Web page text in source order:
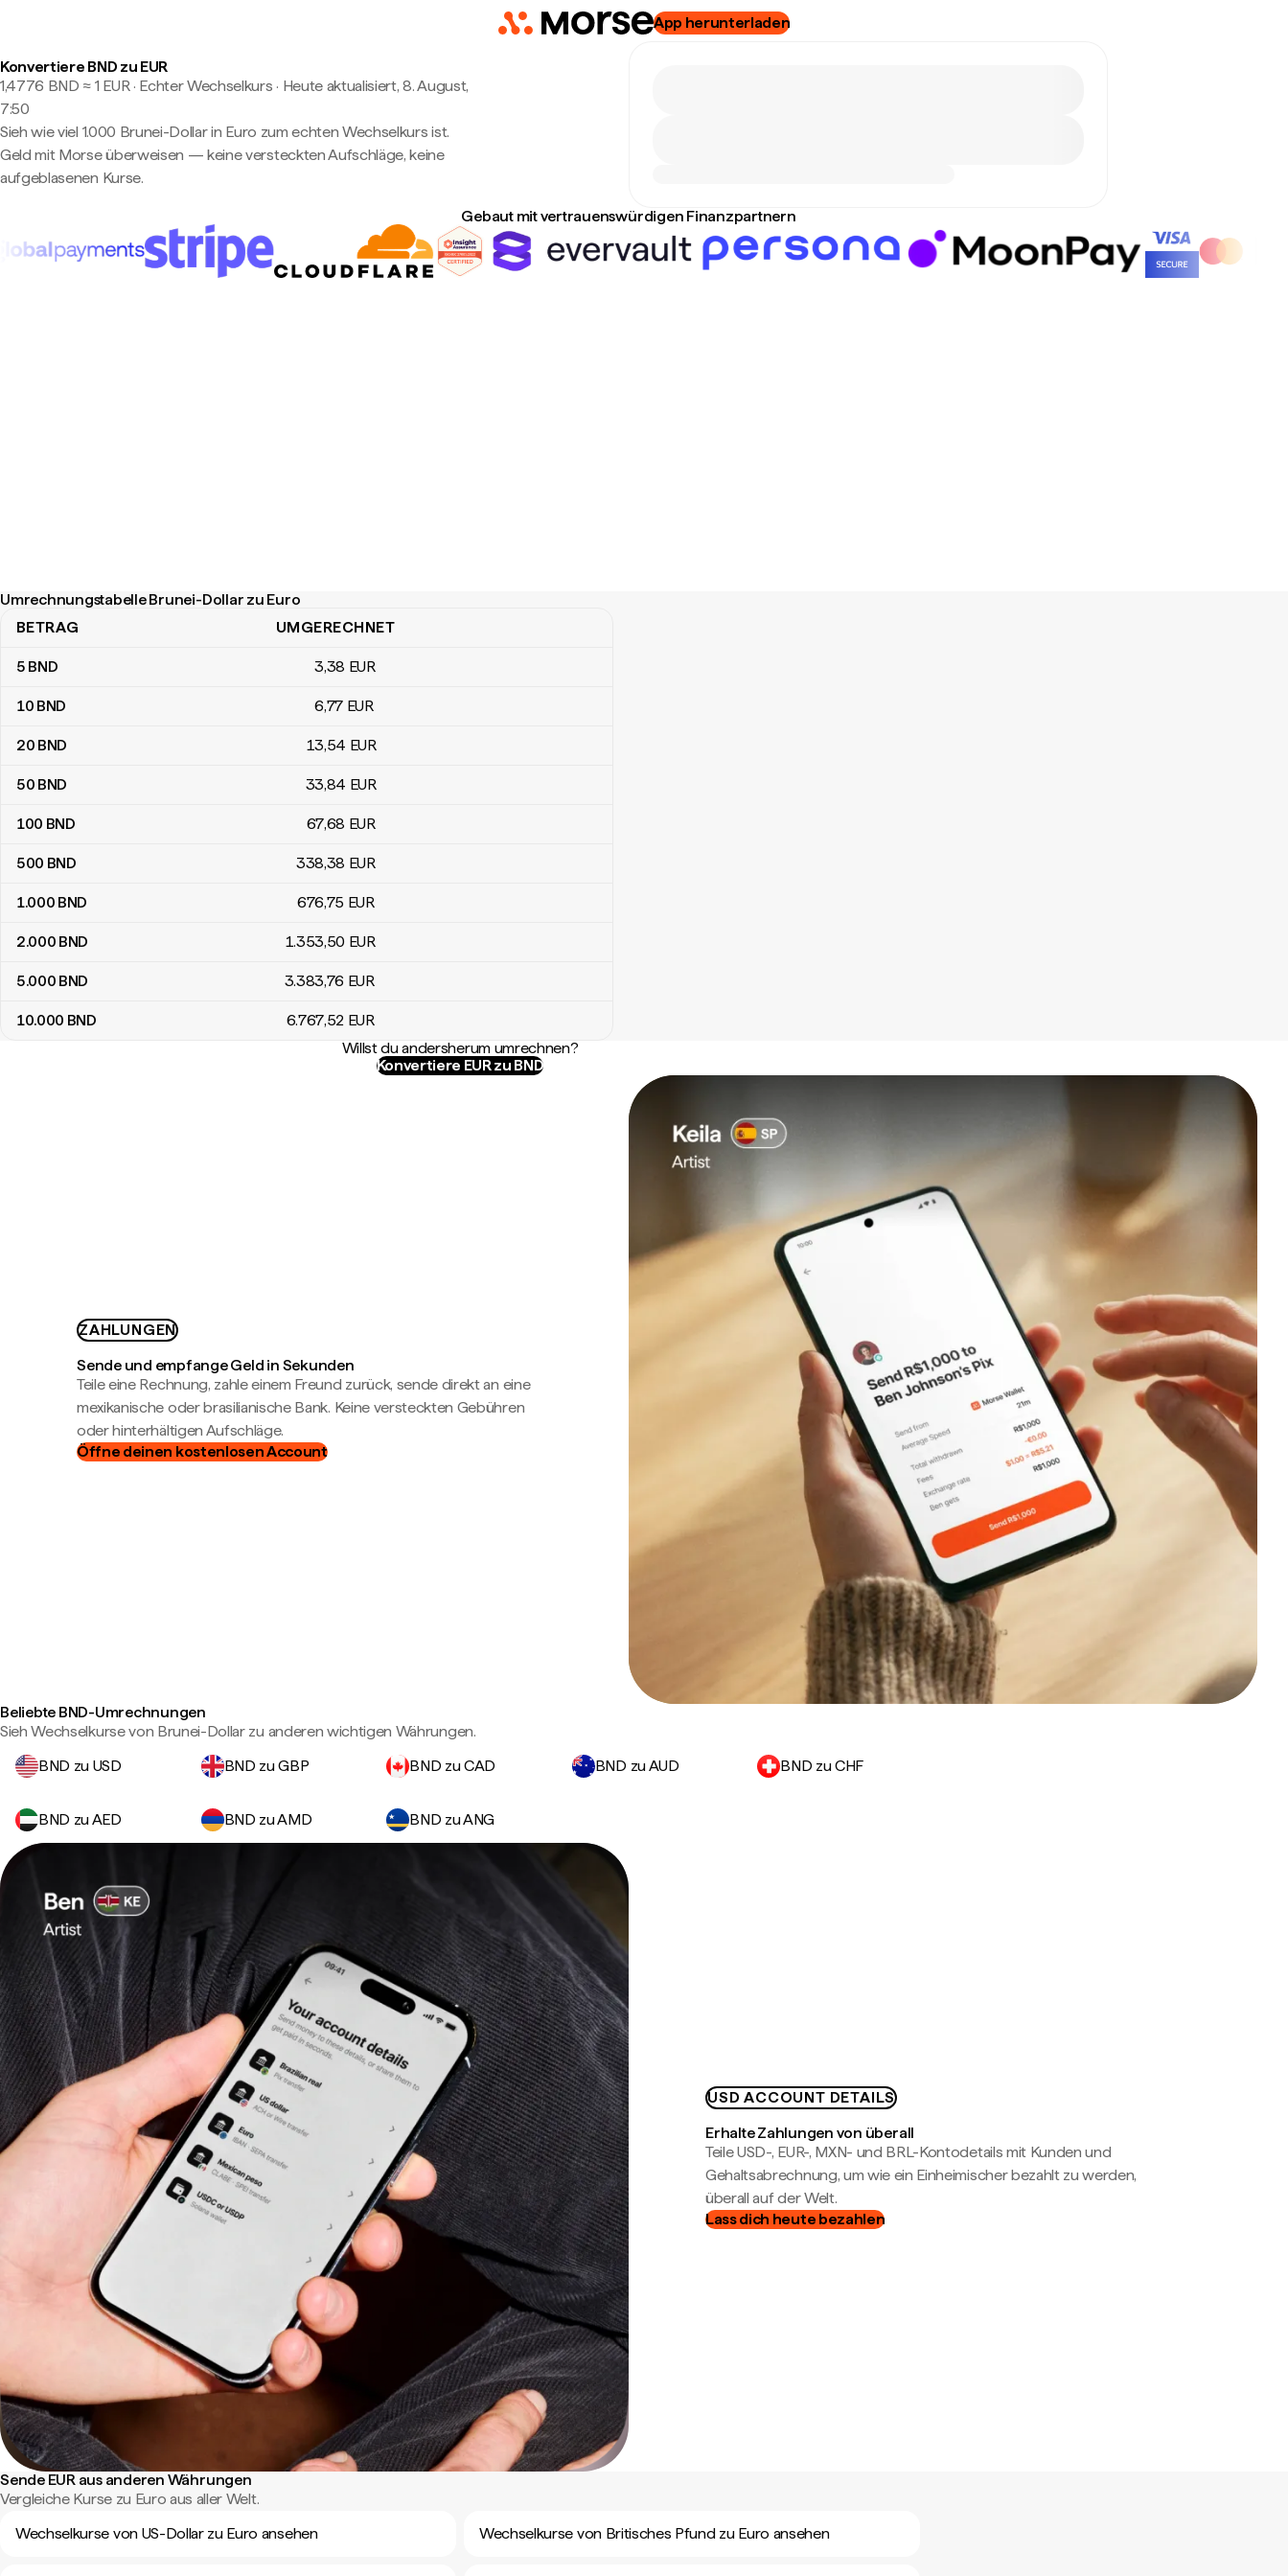
App herunterladen
Konvertiere BND zu EUR
1,4776 BND ≈ 1 EUR · Echter Wechselkurs · Heute aktualisiert, 8. August,
7:50
Sieh wie viel 1.000 Brunei-Dollar in Euro zum echten Wechselkurs ist.
Geld mit Morse überweisen — keine versteckten Aufschläge, keine
aufgeblasenen Kurse.
Gebaut mit vertrauenswürdigen Finanzpartnern
Umrechnungstabelle Brunei-Dollar zu Euro
Umrechnungstabelle Brunei-Dollar zu Euro
BETRAG UMGERECHNET
5 BND 3,38 EUR
10 BND 6,77 EUR
20 BND 13,54 EUR
50 BND 33,84 EUR
100 BND 67,68 EUR
500 BND 338,38 EUR
1.000 BND 676,75 EUR
2.000 BND 1.353,50 EUR
5.000 BND 3.383,76 EUR
10.000 BND 6.767,52 EUR
Willst du andersherum umrechnen?
Konvertiere EUR zu BND
ZAHLUNGEN
Sende und empfange Geld in Sekunden
Teile eine Rechnung, zahle einem Freund zurück, sende direkt an eine
mexikanische oder brasilianische Bank. Keine versteckten Gebühren
oder hinterhältigen Aufschläge.
Öffne deinen kostenlosen Account
Beliebte BND-Umrechnungen
Sieh Wechselkurse von Brunei-Dollar zu anderen wichtigen Währungen.
BND zu USD
BND zu GBP BND zu CAD BND zu AUD BND zu CHF
BND zu AED BND zu AMD BND zu ANG
USD ACCOUNT DETAILS
Erhalte Zahlungen von überall
Teile USD-, EUR-, MXN- und BRL-Kontodetails mit Kunden und
Gehaltsabrechnung, um wie ein Einheimischer bezahlt zu werden,
überall auf der Welt.
Lass dich heute bezahlen
Sende EUR aus anderen Währungen
Vergleiche Kurse zu Euro aus aller Welt.
Wechselkurse von US-Dollar zu Euro ansehen
Wechselkurse von Britisches Pfund zu Euro ansehen